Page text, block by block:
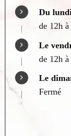
Du
de 12h
Le
de 12h
Le
Fermé